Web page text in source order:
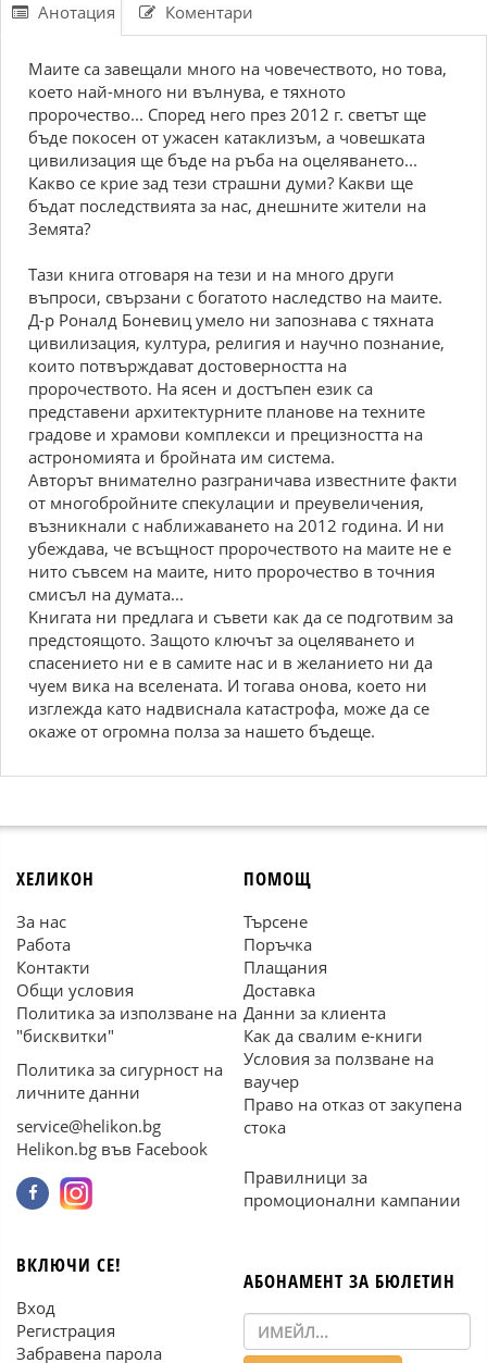
Анотация Коментари
Маите са завещали много на човечеството, но това,
което най-много ни вълнува, е тяхното
пророчество... Според него през 2012 г. светът ще
бъде покосен от ужасен катаклизъм, а човешката
цивилизация ще бъде на ръба на оцеляването...
Какво се крие зад тези страшни думи? Какви ще
бъдат последствията за нас, днешните жители на
Земята?
Тази книга отговаря на тези и на много други
въпроси, свързани с богатото наследство на маите.
Д-р Роналд Боневиц умело ни запознава с тяхната
цивилизация, култура, религия и научно познание,
които потвърждават достоверността на
пророчеството. На ясен и достъпен език са
представени архитектурните планове на техните
градове и храмови комплекси и прецизността на
астрономията и бройната им система.
Авторът внимателно разграничава известните факти
от многобройните спекулации и преувеличения,
възникнали с наближаването на 2012 година. И ни
убеждава, че всъщност пророчеството на маите не е
нито съвсем на маите, нито пророчество в точния
смисъл на думата...
Книгата ни предлага и съвети как да се подготвим за
предстоящото. Защото ключът за оцеляването и
спасението ни е в самите нас и в желанието ни да
чуем вика на вселената. И тогава онова, което ни
изглежда като надвиснала катастрофа, може да се
окаже от огромна полза за нашето бъдеще.
ХЕЛИКОН
За нас
Работа
Контакти
Общи условия
Политика за използване на
"бисквитки"
Политика за сигурност на
личните данни
service@helikon.bg
Helikon.bg във Facebook
ПОМОЩ
Търсене
Поръчка
Плащания
Доставка
Данни за клиента
Как да свалим е-книги
Условия за ползване на
ваучер
Право на отказ от закупена
стока
Правилници за
промоционални кампании
ВКЛЮЧИ СЕ!
Вход
Регистрация
Забравена парола
АБОНАМЕНТ ЗА БЮЛЕТИН